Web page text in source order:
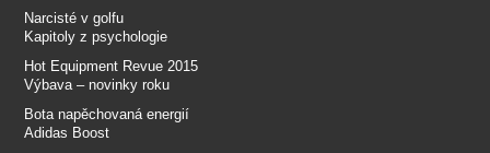
Narcisté v golfu
Kapitoly z psychologie
Hot Equipment Revue 2015
Výbava – novinky roku
Bota napěchovaná energií
Adidas Boost